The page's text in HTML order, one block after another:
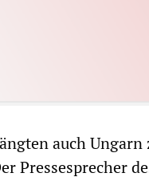
auch
Pressesprecher